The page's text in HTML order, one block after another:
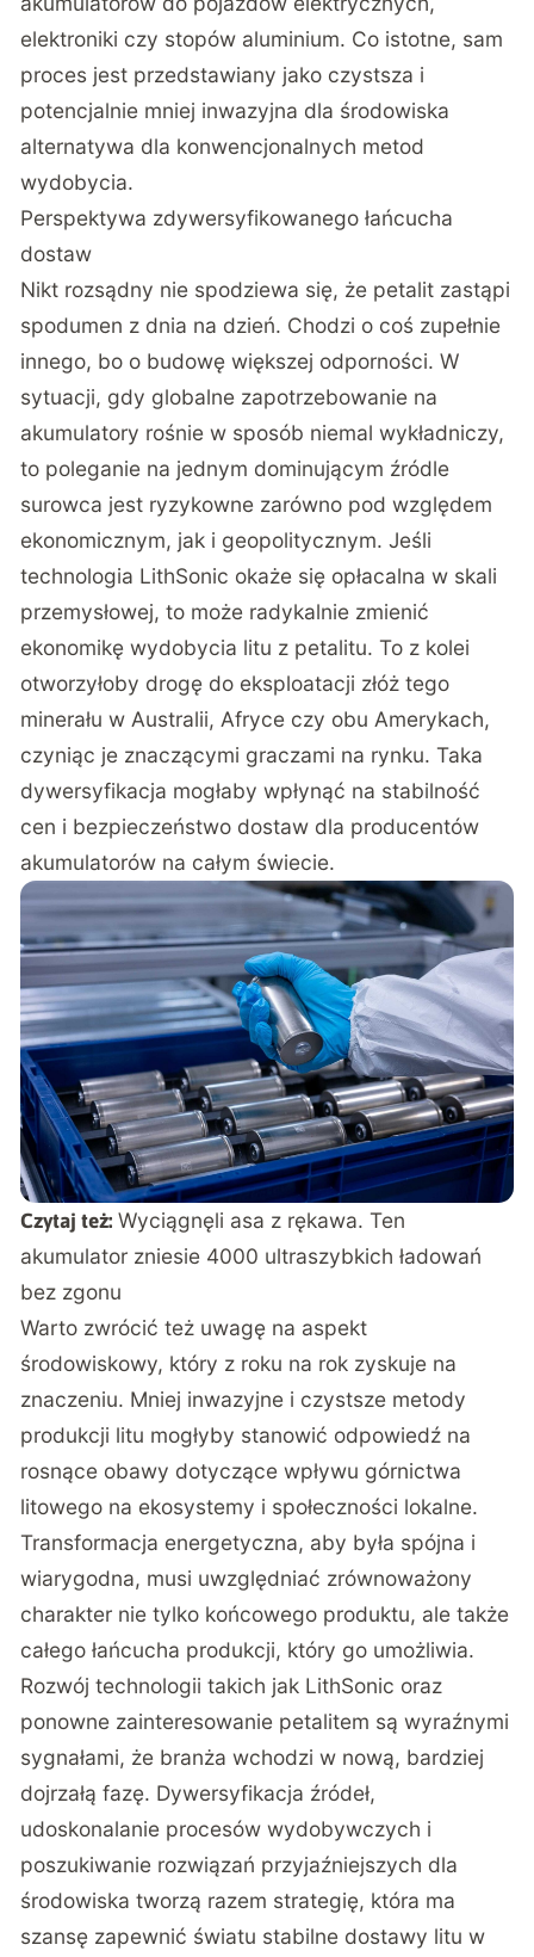
elektroniki czy stopów aluminium. Co istotne, sam
proces jest przedstawiany jako czystsza i
potencjalnie mniej inwazyjna dla środowiska
alternatywa dla konwencjonalnych metod
wydobycia.
Perspektywa zdywersyfikowanego łańcucha
dostaw
Nikt rozsądny nie spodziewa się, że petalit zastąpi
spodumen z dnia na dzień. Chodzi o coś zupełnie
innego, bo o budowę większej odporności. W
sytuacji, gdy globalne zapotrzebowanie na
akumulatory rośnie w sposób niemal wykładniczy,
to poleganie na jednym dominującym źródle
surowca jest ryzykowne zarówno pod względem
ekonomicznym, jak i geopolitycznym. Jeśli
technologia LithSonic okaże się opłacalna w skali
przemysłowej, to może radykalnie zmienić
ekonomikę wydobycia litu z petalitu. To z kolei
otworzyłoby drogę do eksploatacji złóż tego
minerału w Australii, Afryce czy obu Amerykach,
czyniąc je znaczącymi graczami na rynku. Taka
dywersyfikacja mogłaby wpłynąć na stabilność
cen i bezpieczeństwo dostaw dla producentów
akumulatorów na całym świecie.
Czytaj też: Wyciągnęli asa z rękawa. Ten
akumulator zniesie 4000 ultraszybkich ładowań
bez zgonu
Warto zwrócić też uwagę na aspekt
środowiskowy, który z roku na rok zyskuje na
znaczeniu. Mniej inwazyjne i czystsze metody
produkcji litu mogłyby stanowić odpowiedź na
rosnące obawy dotyczące wpływu górnictwa
litowego na ekosystemy i społeczności lokalne.
Transformacja energetyczna, aby była spójna i
wiarygodna, musi uwzględniać zrównoważony
charakter nie tylko końcowego produktu, ale także
całego łańcucha produkcji, który go umożliwia.
Rozwój technologii takich jak LithSonic oraz
ponowne zainteresowanie petalitem są wyraźnymi
sygnałami, że branża wchodzi w nową, bardziej
dojrzałą fazę. Dywersyfikacja źródeł,
udoskonalanie procesów wydobywczych i
poszukiwanie rozwiązań przyjaźniejszych dla
środowiska tworzą razem strategię, która ma
szansę zapewnić światu stabilne dostawy litu w